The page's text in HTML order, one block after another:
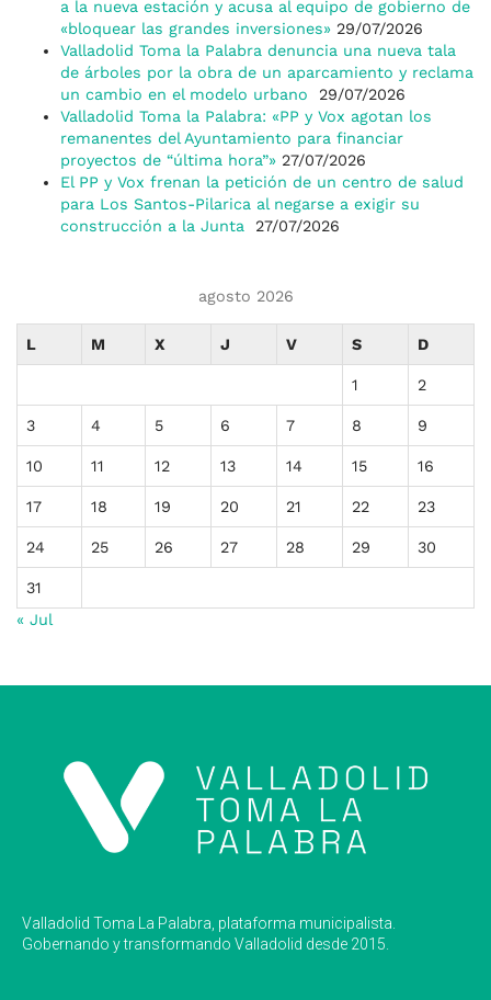
a la nueva estación y acusa al equipo de gobierno de
«bloquear las grandes inversiones» 29/07/2026
Valladolid Toma la Palabra denuncia una nueva tala
de árboles por la obra de un aparcamiento y reclama
un cambio en el modelo urbano
29/07/2026
Valladolid Toma la Palabra: «PP y Vox agotan los
remanentes del Ayuntamiento para financiar
proyectos de “última hora”» 27/07/2026
El PP y Vox frenan la petición de un centro de salud
para Los Santos-Pilarica al negarse a exigir su
construcción a la Junta
27/07/2026
agosto 2026
L M X J V S D
1 2
3 4 5 6 7 8 9
10 11 12 13 14 15 16
17 18 19 20 21 22 23
24 25 26 27 28 29 30
31
« Jul
Valladolid Toma La Palabra, plataforma municipalista.
Gobernando y transformando Valladolid desde 2015.